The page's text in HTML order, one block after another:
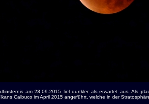
am 28.09.2015 fiel dunkler als erwartet aus. Als
Calbuco im April 2015 angeführt, welche in der